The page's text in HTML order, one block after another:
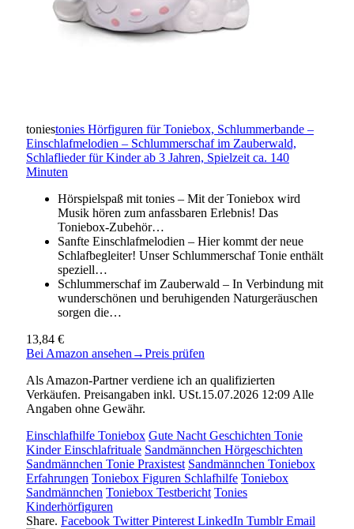
toniestonies Hörfiguren für Toniebox, Schlummerbande –
Einschlafmelodien – Schlummerschaf im Zauberwald,
Schlaflieder für Kinder ab 3 Jahren, Spielzeit ca. 140
Minuten
Hörspielspaß mit tonies – Mit der Toniebox wird
Musik hören zum anfassbaren Erlebnis! Das
Toniebox-Zubehör…
Sanfte Einschlafmelodien – Hier kommt der neue
Schlafbegleiter! Unser Schlummerschaf Tonie enthält
speziell…
Schlummerschaf im Zauberwald – In Verbindung mit
wunderschönen und beruhigenden Naturgeräuschen
sorgen die…
13,84 €
Bei Amazon ansehen →Preis prüfen
Als Amazon-Partner verdiene ich an qualifizierten
Verkäufen. Preisangaben inkl. USt.15.07.2026 12:09 Alle
Angaben ohne Gewähr.
Einschlafhilfe Toniebox Gute Nacht Geschichten Tonie
Kinder Einschlafrituale Sandmännchen Hörgeschichten
Sandmännchen Tonie Praxistest Sandmännchen Toniebox
Erfahrungen Toniebox Figuren Schlafhilfe Toniebox
Sandmännchen Toniebox Testbericht Tonies
Kinderhörfiguren
Share. Facebook Twitter Pinterest LinkedIn Tumblr Email